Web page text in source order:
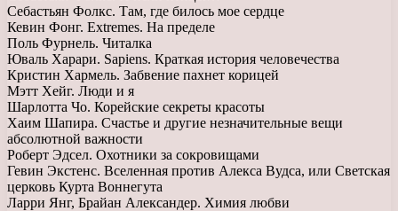
Себастьян Фолкс. Там, где билось мое сердце
Кевин Фонг. Extremes. На пределе
Поль Фурнель. Читалка
Юваль Харари. Sapiens. Краткая история человечества
Кристин Хармель. Забвение пахнет корицей
Мэтт Хейг. Люди и я
Шарлотта Чо. Корейские секреты красоты
Хаим Шапира. Счастье и другие незначительные вещи
абсолютной важности
Роберт Эдсел. Охотники за сокровищами
Гевин Экстенс. Вселенная против Алекса Вудса, или Светская
церковь Курта Воннегута
Ларри Янг, Брайан Александер. Химия любви